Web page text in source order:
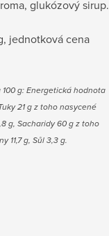
glukózový sirup.
jednotková cena
g: Energetická hodnota
21 g z toho nasycené
g, Sacharidy 60 g z toho
11,7 g, Sůl 3,3 g.